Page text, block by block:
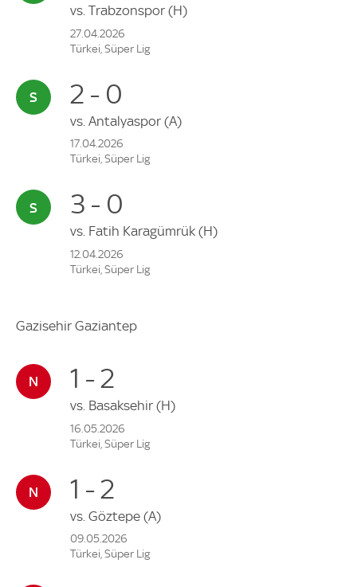
vs. Trabzonspor (H)
27.04.2026
Türkei, Süper Lig
2 - 0
vs. Antalyaspor (A)
17.04.2026
Türkei, Süper Lig
3 - 0
vs. Fatih Karagümrük (H)
12.04.2026
Türkei, Süper Lig
Gazisehir Gaziantep
1 - 2
vs. Basaksehir (H)
16.05.2026
Türkei, Süper Lig
1 - 2
vs. Göztepe (A)
09.05.2026
Türkei, Süper Lig